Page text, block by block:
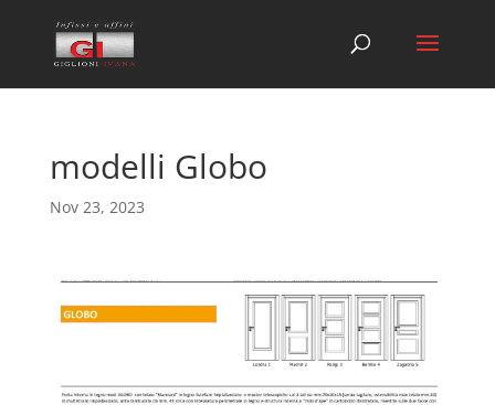
modelli Globo
Nov 23, 2023